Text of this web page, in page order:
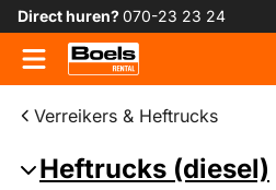
Direct huren?070-23 23 24
Verreikers & Heftrucks
Heftrucks (diesel)